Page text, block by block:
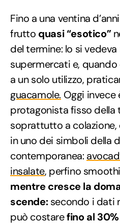
Fino a una ventina d’anni
frutto quasi “esotico”
del termine: lo si
supermercati e,
a un solo utilizzo,
guacamole. Oggi
protagonista fisso della
soprattutto a
in uno dei simboli della
contemporanea:
insalate, perfino
mentre cresce la
scende:secondo i dati
può costarefino al